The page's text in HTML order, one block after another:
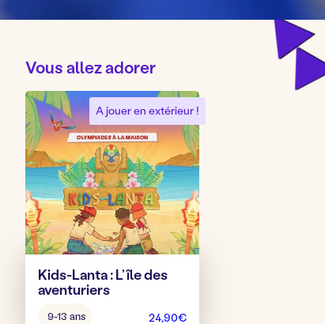
Vous allez adorer
A jouer en extérieur !
Kids-Lanta : L’île des
aventuriers
9-13 ans 24,90€